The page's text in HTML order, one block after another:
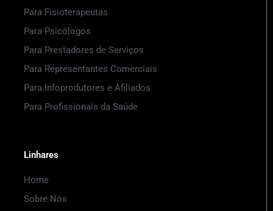
Para Fisioterapeutas
Para Psicólogos
Para Prestadores de Serviços
Para Representantes Comerciais
Para Infoprodutores e Afiliados
Para Profissionais da Saúde
Linhares
Home
Sobre Nós